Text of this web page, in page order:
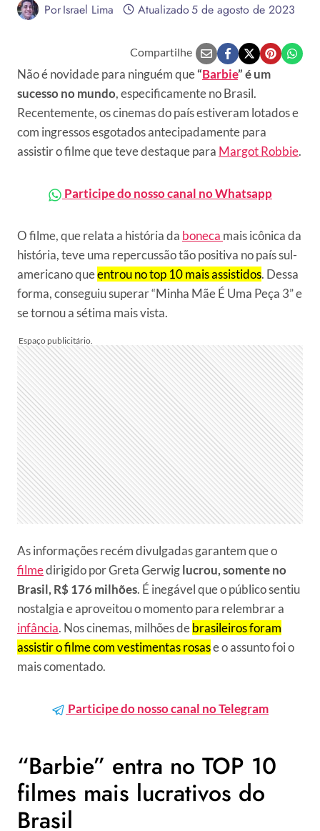
PorIsrael Lima Atualizado5 de agosto de 2023
Compartilhe
Não é novidade para ninguém que“Barbie” é um
sucesso no mundo, especificamente no Brasil.
Recentemente, os cinemas do país estiveram lotados e
com ingressos esgotados antecipadamente para
assistir o filme que teve destaque para Margot Robbie.
Participe do nosso canal no Whatsapp
O filme, que relata a história da boneca mais icônica da
história, teve uma repercussão tão positiva no país sul-
americano queentrou no top 10 mais assistidos. Dessa
forma, conseguiu superar “Minha Mãe É Uma Peça 3” e
se tornou a sétima mais vista.
As informações recém divulgadas garantem que o
filmedirigido por Greta Gerwiglucrou, somente no
Brasil, R$ 176 milhões. É inegável que o público sentiu
nostalgia e aproveitou o momento para relembrar a
infância. Nos cinemas, milhões debrasileiros foram
assistir o filme com vestimentas rosase o assunto foi o
mais comentado.
Participe do nosso canal no Telegram
“Barbie” entra no TOP 10
filmes mais lucrativos do
Brasil